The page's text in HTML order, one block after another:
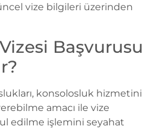
vize bilgileri üzerinden
Başvurusu
konsolosluk hizmetini
amacı ile vize
edilme işlemini seyahat